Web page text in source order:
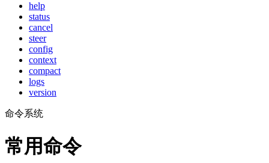
help
status
cancel
steer
config
context
compact
logs
version
命令系统
常用命令